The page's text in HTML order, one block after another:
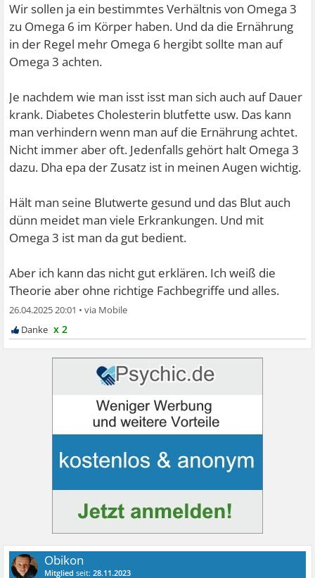
Wir sollen ja ein bestimmtes Verhältnis von Omega 3
zu Omega 6 im Körper haben. Und da die Ernährung
in der Regel mehr Omega 6 hergibt sollte man auf
Omega 3 achten.
Je nachdem wie man isst isst man sich auch auf Dauer
krank. Diabetes Cholesterin blutfette usw. Das kann
man verhindern wenn man auf die Ernährung achtet.
Nicht immer aber oft. Jedenfalls gehört halt Omega 3
dazu. Dha epa der Zusatz ist in meinen Augen wichtig.
Hält man seine Blutwerte gesund und das Blut auch
dünn meidet man viele Erkrankungen. Und mit
Omega 3 ist man da gut bedient.
Aber ich kann das nicht gut erklären. Ich weiß die
Theorie aber ohne richtige Fachbegriffe und alles.
26.04.2025 20:01 •
x 2
Obikon
Mitglied seit:28.11.2023